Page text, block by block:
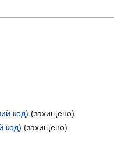
код) (захищено)
код) (захищено)